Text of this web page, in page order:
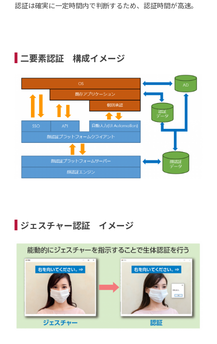
認証は確実に一定時間内で判断するため、認証時間が高速。
二要素認証 構成イメージ
ジェスチャー認証 イメージ